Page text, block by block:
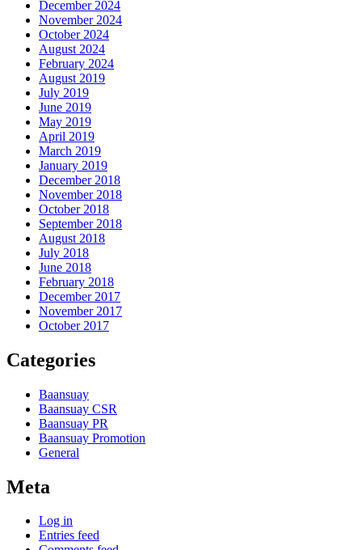
December 2024
November 2024
October 2024
August 2024
February 2024
August 2019
July 2019
June 2019
May 2019
April 2019
March 2019
January 2019
December 2018
November 2018
October 2018
September 2018
August 2018
July 2018
June 2018
February 2018
December 2017
November 2017
October 2017
Categories
Baansuay
Baansuay CSR
Baansuay PR
Baansuay Promotion
General
Meta
Log in
Entries feed